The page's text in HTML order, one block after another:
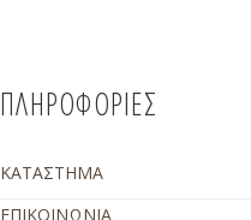
ΠΛΗΡΟΦΟΡΙΕΣ
ΚΑΤΑΣΤΗΜΑ
ΕΠΙΚΟΙΝΩΝΙΑ